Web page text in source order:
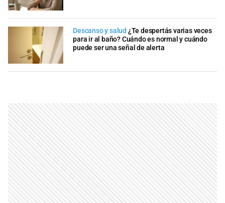
Descanso y salud ¿Te despertás varias veces
para ir al baño? Cuándo es normal y cuándo
puede ser una señal de alerta